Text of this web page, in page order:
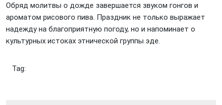
Обряд молитвы о дожде завершается звуком гонгов и
ароматом рисового пива. Праздник не только выражает
надежду на благоприятную погоду, но и напоминает о
культурных истоках этнической группы эде.
Tag: